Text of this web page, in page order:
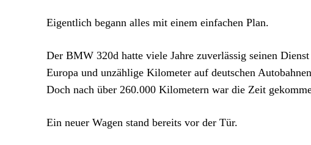
Eigentlich begann alles mit einem einfachen Plan.
Der BMW 320d hatte viele Jahre zuverlässig seinen
Europa und unzählige Kilometer auf deutschen
Doch nach über 260.000 Kilometern war die Zeit
Ein neuer Wagen stand bereits vor der Tür.